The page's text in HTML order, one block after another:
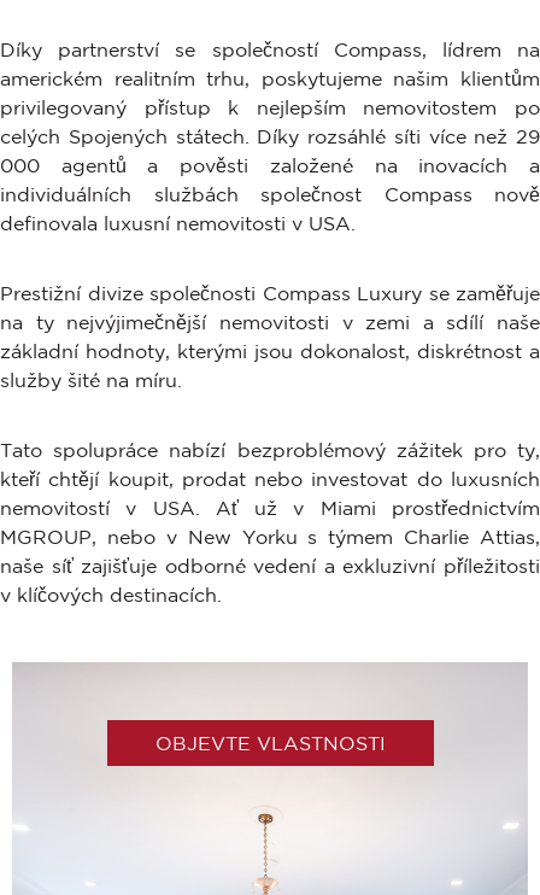
Díky partnerství se společností Compass, lídrem na
americkém realitním trhu, poskytujeme našim klientům
privilegovaný přístup k nejlepším nemovitostem po
celých Spojených státech. Díky rozsáhlé síti více než 29
000 agentů a pověsti založené na inovacích a
individuálních službách společnost Compass nově
definovala luxusní nemovitosti v USA.
Prestižní divize společnosti Compass Luxury se zaměřuje
na ty nejvýjimečnější nemovitosti v zemi a sdílí naše
základní hodnoty, kterými jsou dokonalost, diskrétnost a
služby šité na míru.
Tato spolupráce nabízí bezproblémový zážitek pro ty,
kteří chtějí koupit, prodat nebo investovat do luxusních
nemovitostí v USA. Ať už v Miami prostřednictvím
MGROUP, nebo v New Yorku s týmem Charlie Attias,
naše síť zajišťuje odborné vedení a exkluzivní příležitosti
v klíčových destinacích.
OBJEVTE VLASTNOSTI